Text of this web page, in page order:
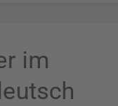
im